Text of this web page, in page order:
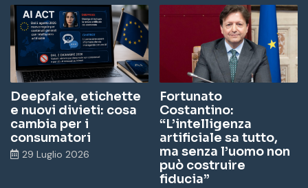
Deepfake, etichette
e nuovi divieti: cosa
cambia per i
consumatori
29 Luglio 2026
Fortunato
Costantino:
“L’intelligenza
artificiale sa tutto,
ma senza l’uomo non
può costruire
fiducia”